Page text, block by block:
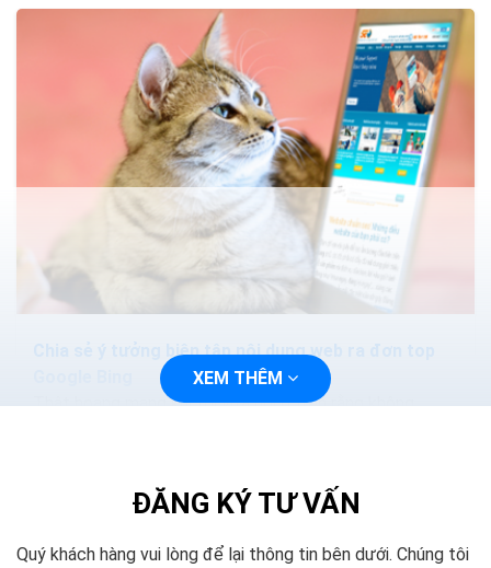
Chia sẻ ý tưởng biên tập nội dung web ra đơn top
Thật hoang mang khi tôi vừa nói ở trên rằng không
XEM THÊM
ĐĂNG KÝ TƯ VẤN
Quý khách hàng vui lòng để lại thông tin bên dưới. Chúng tôi